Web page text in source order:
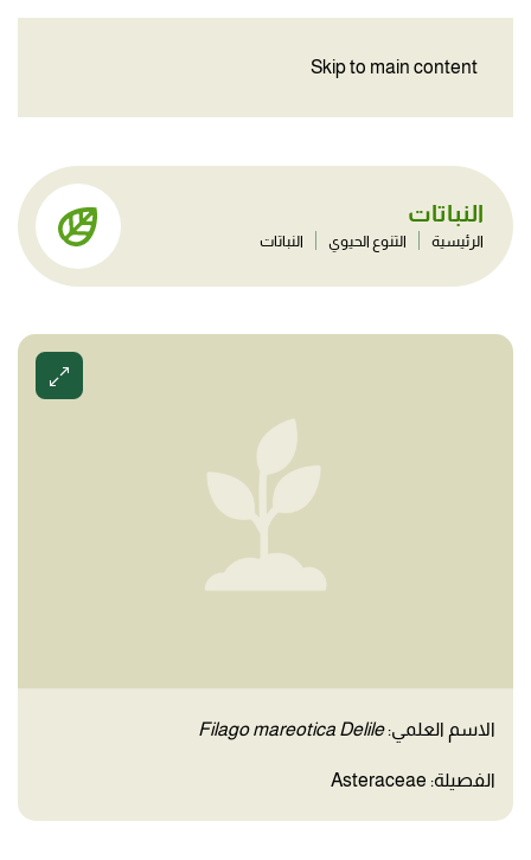
Skip to main content
النباتات
الرئيسية التنوع الحيوي النباتات
الاسم العلمي:Filago mareotica Delile
الفصيلة: Asteraceae